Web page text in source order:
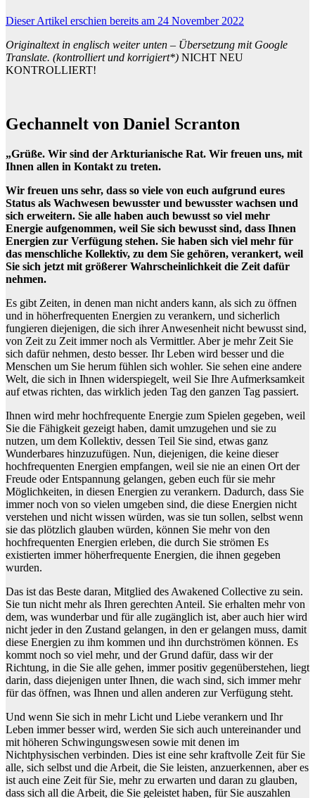
Dieser Artikel erschien bereits am 24 November 2022
Originaltext in englisch weiter unten – Übersetzung mit Google
Translate. (kontrolliert und korrigiert*) NICHT NEU
KONTROLLIERT!
Gechannelt von Daniel Scranton
„Grüße. Wir sind der Arkturianische Rat. Wir freuen uns, mit
Ihnen allen in Kontakt zu treten.
Wir freuen uns sehr, dass so viele von euch aufgrund eures
Status als Wachwesen bewusster und bewusster wachsen und
sich erweitern. Sie alle haben auch bewusst so viel mehr
Energie aufgenommen, weil Sie sich bewusst sind, dass Ihnen
Energien zur Verfügung stehen. Sie haben sich viel mehr für
das menschliche Kollektiv, zu dem Sie gehören, verankert, weil
Sie sich jetzt mit größerer Wahrscheinlichkeit die Zeit dafür
nehmen.
Es gibt Zeiten, in denen man nicht anders kann, als sich zu öffnen
und in höherfrequenten Energien zu verankern, und sicherlich
fungieren diejenigen, die sich ihrer Anwesenheit nicht bewusst sind,
von Zeit zu Zeit immer noch als Vermittler. Aber je mehr Zeit Sie
sich dafür nehmen, desto besser. Ihr Leben wird besser und die
Menschen um Sie herum fühlen sich wohler. Sie sehen eine andere
Welt, die sich in Ihnen widerspiegelt, weil Sie Ihre Aufmerksamkeit
auf etwas richten, das wirklich jeden Tag den ganzen Tag passiert.
Ihnen wird mehr hochfrequente Energie zum Spielen gegeben, weil
Sie die Fähigkeit gezeigt haben, damit umzugehen und sie zu
nutzen, um dem Kollektiv, dessen Teil Sie sind, etwas ganz
Wunderbares hinzuzufügen. Nun, diejenigen, die keine dieser
hochfrequenten Energien empfangen, weil sie nie an einen Ort der
Freude oder Entspannung gelangen, geben euch für sie mehr
Möglichkeiten, in diesen Energien zu verankern. Dadurch, dass Sie
immer noch von so vielen umgeben sind, die diese Energien nicht
verstehen und nicht wissen würden, was sie tun sollen, selbst wenn
sie das plötzlich glauben würden, können Sie mehr von den
hochfrequenten Energien erleben, die durch Sie strömen Es
existierten immer höherfrequente Energien, die ihnen gegeben
wurden.
Das ist das Beste daran, Mitglied des Awakened Collective zu sein.
Sie tun nicht mehr als Ihren gerechten Anteil. Sie erhalten mehr von
dem, was wunderbar und für alle zugänglich ist, aber auch hier wird
nicht jeder in den Zustand gelangen, in den er gelangen muss, damit
diese Energien zu ihm kommen und ihn durchströmen können. Es
kommt noch so viel mehr, und der Grund dafür, dass wir der
Richtung, in die Sie alle gehen, immer positiv gegenüberstehen, liegt
darin, dass diejenigen unter Ihnen, die wach sind, sich immer mehr
für das öffnen, was Ihnen und allen anderen zur Verfügung steht.
Und wenn Sie sich in mehr Licht und Liebe verankern und Ihr
Leben immer besser wird, werden Sie sich auch untereinander und
mit höheren Schwingungswesen sowie mit denen im
Nichtphysischen verbinden. Dies ist eine sehr kraftvolle Zeit für Sie
alle, sich selbst und die Arbeit, die Sie leisten, anzuerkennen, aber es
ist auch eine Zeit für Sie, mehr zu erwarten und daran zu glauben,
dass sich all die Arbeit, die Sie geleistet haben, für Sie auszahlen